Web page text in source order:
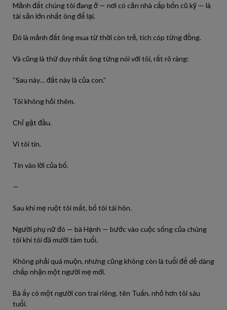
Mảnh đất chúng tôi đang ở — nơi có căn nhà cấp bốn cũ kỹ — là
tài sản lớn nhất ông để lại.
Đó là mảnh đất ông mua từ thời còn trẻ, tích cóp từng đồng.
Và cũng là thứ duy nhất ông từng nói với tôi, rất rõ ràng:
“Sau này… đất này là của con.”
Tôi không hỏi thêm.
Chỉ gật đầu.
Vì tôi tin.
Tin vào lời của bố.
—
Sau khi mẹ ruột tôi mất, bố tôi tái hôn.
Người phụ nữ đó — bà Hạnh — bước vào cuộc sống của chúng
tôi khi tôi đã mười tám tuổi.
Không phải quá muộn, nhưng cũng không còn là tuổi để dễ dàng
chấp nhận một người mẹ mới.
Bà ấy có một người con trai riêng, tên Tuấn, nhỏ hơn tôi sáu
tuổi.